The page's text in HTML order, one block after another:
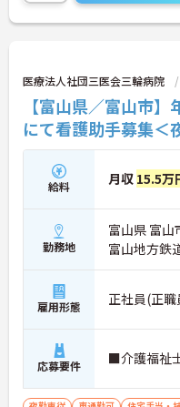
医療法人社団三医会三輪病院
【富山県／富山市
にて看護助手募集＜
給料 月収 15.5万
勤務地
富山県 富山
富山地方鉄
雇用形態 正社員(正職
応募要件 ■介護福祉